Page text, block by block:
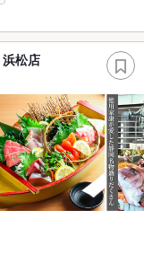
松店